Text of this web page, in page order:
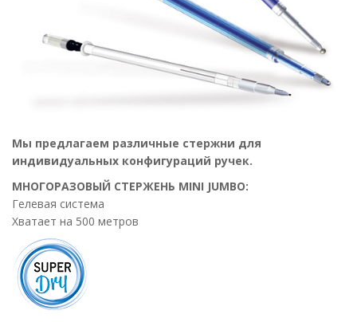
Мы предлагаем различные стержни для
индивидуальных конфигураций ручек.
МНОГОРАЗОВЫЙ СТЕРЖЕНЬ MINI JUMBO:
Гелевая система
Хватает на 500 метров